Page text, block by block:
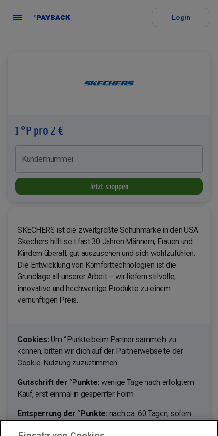
Login
SKECHERS ist die zweitgrößte Schuhmarke in den USA.
Skechers hilft seit fast 30 Jahren Männern, Frauen und
Kindern überall, gut auszusehen und sich wohlzufühlen.
Die Entwicklung von Komforttechnologien ist die
Grundlage all unserer Arbeit – wir liefern stilvolle,
innovative und hochwertige Produkte zu einem
vernünftigen Preis.
Cookies:Um °Punkte beim Partner sammeln zu
können, bitten wir dich auf der Partnerwebseite der
Cookie-Nutzung zuzustimmen.
Gutschrift der °Punkte: wenige Tage nach erfolgtem
Kauf, erst einmal in gesperrter Form
Entsperrung der °Punkte: nach ca. 60 Tagen, sofern
1 °P pro 2 €
Kundennummer
Jetzt shoppen